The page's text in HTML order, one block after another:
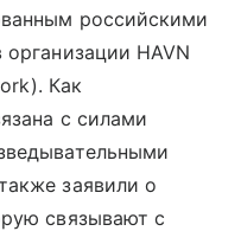
российскими
HAVN
Как
с силами
заявили о
связывают с